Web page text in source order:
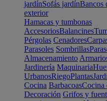
jardínSofás jardínBancos
exterior
Hamacas y tumbonas
AccesoriosBalancines
Pérgolas Cenadores
Parasoles Sombrillas
Almacenamiento
Jardinería Maquinaria
UrbanosRiegoPlantas
Cocina BarbacoasCocina
Decoración Grifos y